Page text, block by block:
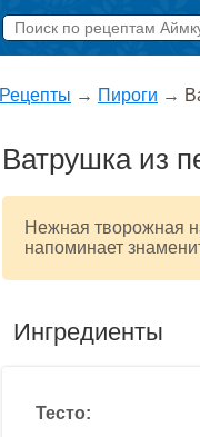
Рецепты → Пироги →
Ватрушка из
Нежная творожная
напоминает
Ингредиенты
Тесто: